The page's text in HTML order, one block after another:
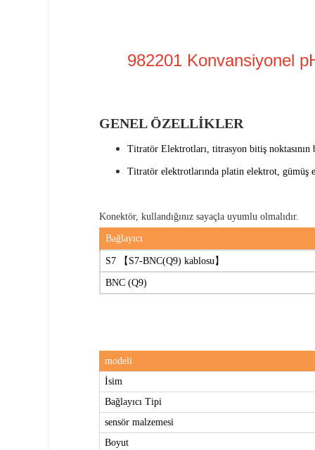
982201 Konvansiyonel
GENEL ÖZELLİKLER
Titratör Elektrotları, titrasyon bitiş
Titratör elektrotlarında platin elektrot,
Konektör, kullandığınız sayaçla uyumlu olmalıdır.
Bağlayıcı
S7 【S7-BNC(Q9) kablosu】
BNC (Q9)
modeli
İsim
Bağlayıcı Tipi
sensör malzemesi
Boyut